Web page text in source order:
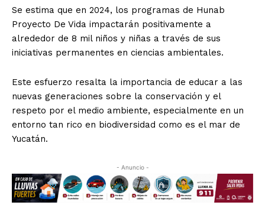
Se estima que en 2024, los programas de Hunab
Proyecto De Vida impactarán positivamente a
alrededor de 8 mil niños y niñas a través de sus
iniciativas permanentes en ciencias ambientales.
Este esfuerzo resalta la importancia de educar a las
nuevas generaciones sobre la conservación y el
respeto por el medio ambiente, especialmente en un
entorno tan rico en biodiversidad como es el mar de
Yucatán.
- Anuncio -